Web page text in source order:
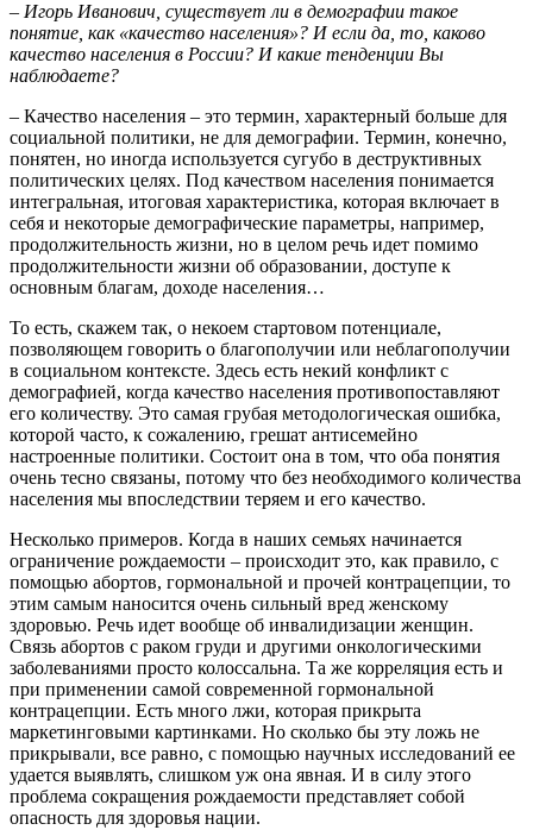
– Игорь Иванович, существует ли в демографии такое
понятие, как «качество населения»? И если да, то, каково
качество населения в России? И какие тенденции Вы
наблюдаете?
– Качество населения – это термин, характерный больше для
социальной политики, не для демографии. Термин, конечно,
понятен, но иногда используется сугубо в деструктивных
политических целях. Под качеством населения понимается
интегральная, итоговая характеристика, которая включает в
себя и некоторые демографические параметры, например,
продолжительность жизни, но в целом речь идет помимо
продолжительности жизни об образовании, доступе к
основным благам, доходе населения…
То есть, скажем так, о некоем стартовом потенциале,
позволяющем говорить о благополучии или неблагополучии
в социальном контексте. Здесь есть некий конфликт с
демографией, когда качество населения противопоставляют
его количеству. Это самая грубая методологическая ошибка,
которой часто, к сожалению, грешат антисемейно
настроенные политики. Состоит она в том, что оба понятия
очень тесно связаны, потому что без необходимого количества
населения мы впоследствии теряем и его качество.
Несколько примеров. Когда в наших семьях начинается
ограничение рождаемости – происходит это, как правило, с
помощью абортов, гормональной и прочей контрацепции, то
этим самым наносится очень сильный вред женскому
здоровью. Речь идет вообще об инвалидизации женщин.
Связь абортов с раком груди и другими онкологическими
заболеваниями просто колоссальна. Та же корреляция есть и
при применении самой современной гормональной
контрацепции. Есть много лжи, которая прикрыта
маркетинговыми картинками. Но сколько бы эту ложь не
прикрывали, все равно, с помощью научных исследований ее
удается выявлять, слишком уж она явная. И в силу этого
проблема сокращения рождаемости представляет собой
опасность для здоровья нации.